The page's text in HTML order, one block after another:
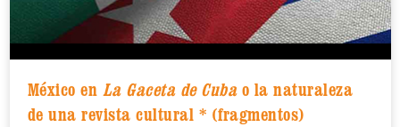
México en La Gaceta de Cubao la naturaleza
de una revista cultural * (fragmentos)